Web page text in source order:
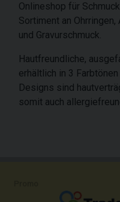
Onlineshop für
Sortiment an Ohrringen,
und Gravurschmuck.
Hautfreundliche,
erhältlich in 3
Designs sind
somit auch